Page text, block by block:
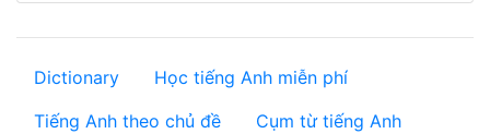
Dictionary
Học tiếng Anh miễn phí
Tiếng Anh theo chủ đề
Cụm từ tiếng Anh